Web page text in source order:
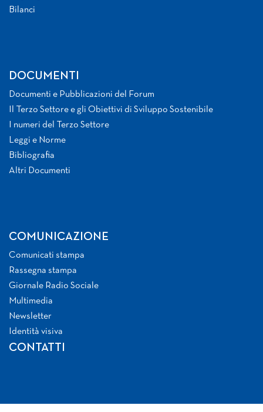
Bilanci
DOCUMENTI
Documenti e Pubblicazioni del Forum
Il Terzo Settore e gli Obiettivi di Sviluppo Sostenibile
I numeri del Terzo Settore
Leggi e Norme
Bibliografia
Altri Documenti
COMUNICAZIONE
Comunicati stampa
Rassegna stampa
Giornale Radio Sociale
Multimedia
Newsletter
Identità visiva
CONTATTI